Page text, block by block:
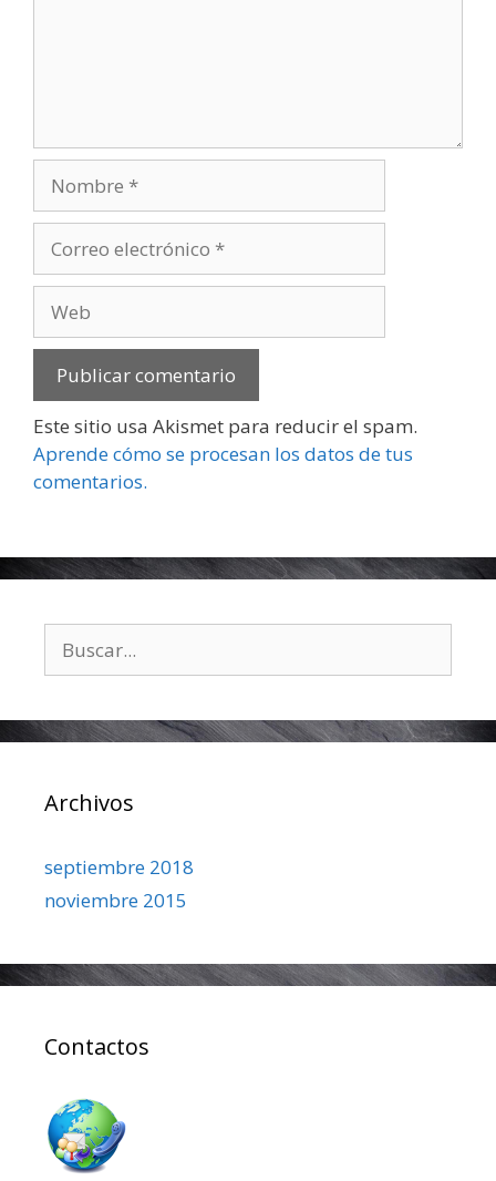
electrónico
Este sitio usa Akismet para reducir el spam.
Aprende cómo se procesan los datos de tus
comentarios.
Archivos
septiembre 2018
noviembre 2015
Contactos